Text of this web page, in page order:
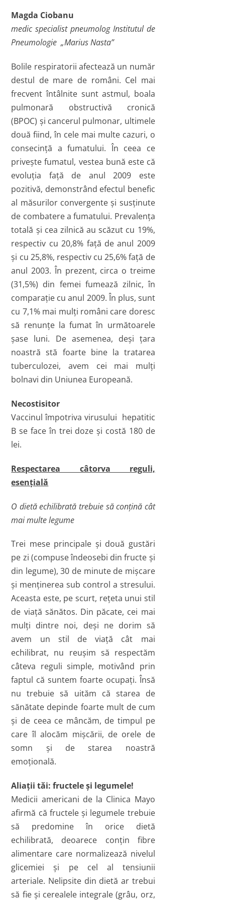
Magda Ciobanu
medic specialist pneumolog Institutul de
Pneumologie „Marius Nasta”
Bolile respiratorii afectează un număr
destul de mare de români. Cel mai
frecvent întâlnite sunt astmul, boala
pulmonară obstructivă cronică
(BPOC) şi cancerul pulmonar, ultimele
două fiind, în cele mai multe cazuri, o
consecinţă a fumatului. În ceea ce
priveşte fumatul, vestea bună este că
evoluţia faţă de anul 2009 este
pozitivă, demonstrând efectul benefic
al măsurilor convergente şi susţinute
de combatere a fumatului. Prevalenţa
totală şi cea zilnică au scăzut cu 19%,
respectiv cu 20,8% faţă de anul 2009
şi cu 25,8%, respectiv cu 25,6% faţă de
anul 2003. În prezent, circa o treime
(31,5%) din femei fumează zilnic, în
comparaţie cu anul 2009. În plus, sunt
cu 7,1% mai mulţi români care doresc
să renunţe la fumat în următoarele
şase luni. De asemenea, deşi ţara
noastră stă foarte bine la tratarea
tuberculozei, avem cei mai mulţi
bolnavi din Uniunea Europeană.
Necostisitor
Vaccinul împotriva virusului hepatitic
B se face în trei doze şi costă 180 de
lei.
Respectarea câtorva reguli,
esenţială
O dietă echilibrată trebuie să conţină cât
mai multe legume
Trei mese principale şi două gustări
pe zi (compuse îndeosebi din fructe şi
din legume), 30 de minute de mişcare
şi menţinerea sub control a stresului.
Aceasta este, pe scurt, reţeta unui stil
de viaţă sănătos. Din păcate, cei mai
mulţi dintre noi, deşi ne dorim să
avem un stil de viaţă cât mai
echilibrat, nu reuşim să respectăm
câteva reguli simple, motivând prin
faptul că suntem foarte ocupaţi. Însă
nu trebuie să uităm că starea de
sănătate depinde foarte mult de cum
şi de ceea ce mâncăm, de timpul pe
care îl alocăm mişcării, de orele de
somn şi de starea noastră
emoţională.
Aliaţii tăi: fructele şi legumele!
Medicii americani de la Clinica Mayo
afirmă că fructele şi legumele trebuie
să predomine în orice dietă
echilibrată, deoarece conţin fibre
alimentare care normalizează nivelul
glicemiei şi pe cel al tensiunii
arteriale. Nelipsite din dietă ar trebui
să fie şi cerealele integrale (grâu, orz,